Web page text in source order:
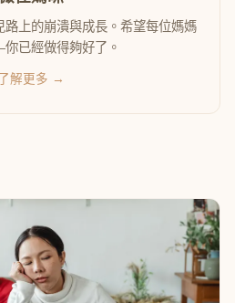
路上的崩潰與成長。希望每位媽媽
已經做得夠好了。
了解更多 →